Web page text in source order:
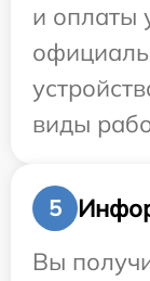
и оплаты
виды
5
Вы